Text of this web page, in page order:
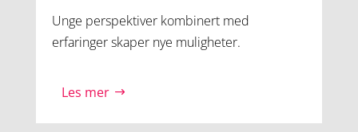
Unge perspektiver kombinert med
erfaringer skaper nye muligheter.
Les mer